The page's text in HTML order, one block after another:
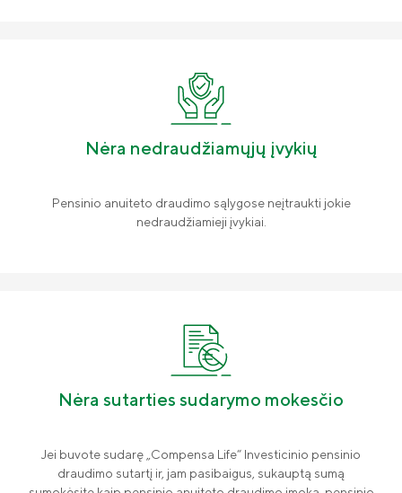
Nėra nedraudžiamųjų įvykių
Pensinio anuiteto draudimo sąlygose neįtraukti jokie
nedraudžiamieji įvykiai.
Nėra sutarties sudarymo mokesčio
Jei buvote sudarę „Compensa Life“ Investicinio pensinio
draudimo sutartį ir, jam pasibaigus, sukauptą sumą